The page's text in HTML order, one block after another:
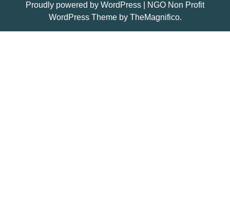
Proudly powered by WordPress
NGO Non Profit
WordPress Theme by TheMagnifico.